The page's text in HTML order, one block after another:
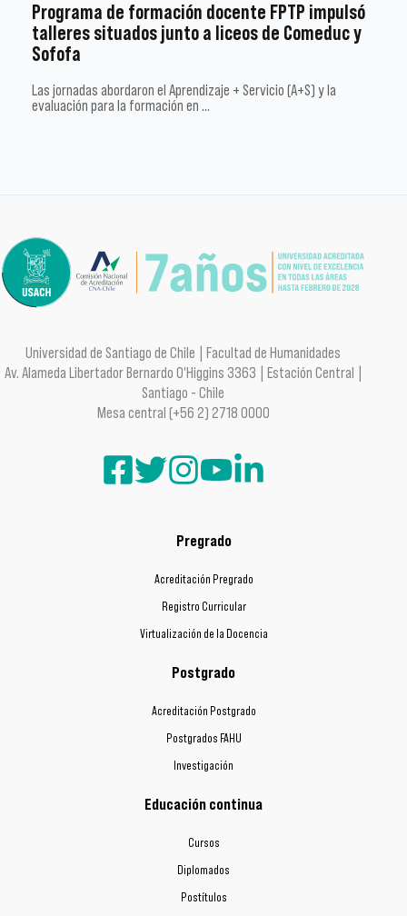
Programa de formación docente FPTP impulsó
talleres situados junto a liceos de Comeduc y
Sofofa
Las jornadas abordaron el Aprendizaje + Servicio (A+S) y la
evaluación para la formación en …
Universidad de Santiago de Chile | Facultad de Humanidades
Av. Alameda Libertador Bernardo O'Higgins 3363 | Estación Central |
Santiago - Chile
Mesa central (+56 2) 2718 0000
Pregrado
Acreditación Pregrado
Registro Curricular
Virtualización de la Docencia
Postgrado
Acreditación Postgrado
Postgrados FAHU
Investigación
Educación continua
Cursos
Diplomados
Postítulos